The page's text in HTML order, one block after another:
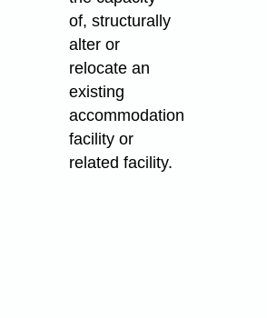
of, structurally
alter or
relocate an
existing
accommodation
facility or
related facility.